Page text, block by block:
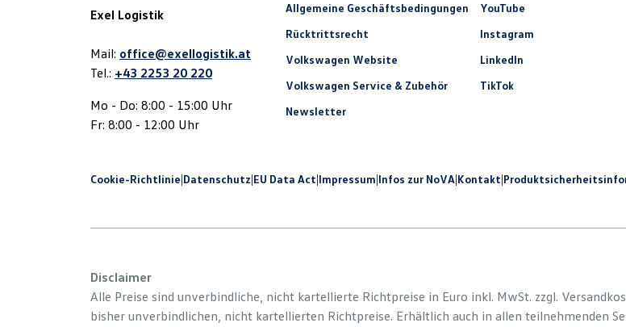
Exel Logistik
Mail: office@exellogistik.at
Tel.: +43 2253 20 220
Mo - Do: 8:00 - 15:00 Uhr
Fr: 8:00 - 12:00 Uhr
Allgemeine Geschäftsbedingungen
Rücktrittsrecht
Volkswagen Website
Volkswagen Service & Zubehör
Newsletter
YouTube
Instagram
LinkedIn
TikTok
Cookie-Richtlinie|Datenschutz|EU Data Act|Impressum|Infos zur NoVA|Kontakt|
Disclaimer
Alle Preise sind unverbindliche, nicht kartellierte Richtpreise in Euro inkl. MwSt. zzgl.
bisher unverbindlichen, nicht kartellierten Richtpreise. Erhältlich auch in allen teilnehmenden